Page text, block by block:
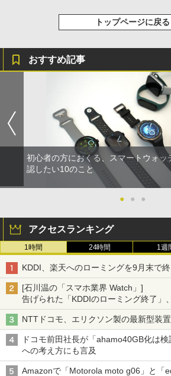
トップページに戻る
おすすめ記事
初心者の方におくる、スマートウォッ
認したい10のこと
● ● ●
アクセスランキング
1時間 24時間 1週
KDDI、楽天へのローミングを9月末で終
[石川温の「スマホ業界 Watch」]
告げられた「KDDIのローミング終了」
穴と楽天モバイルの課題
NTTドコモ、エリクソン製の最新型装
ドコモ前田社長が「ahamo40GB化は
への考え方にも言及
Amazonで「Motorola moto g06」と「